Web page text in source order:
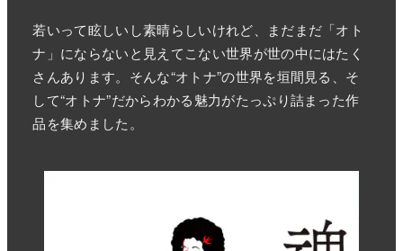
若いって眩しいし素晴らしいけれど、まだまだ「オト
ナ」にならないと見えてこない世界が世の中にはたく
さんあります。そんな“オトナ”の世界を垣間見る、そ
して“オトナ”だからわかる魅力がたっぷり詰まった作
品を集めました。